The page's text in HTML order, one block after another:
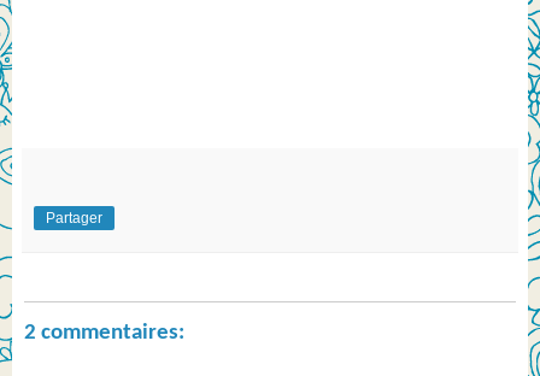
Partager
2 commentaires: